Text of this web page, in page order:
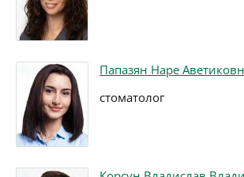
Папазян Наре
стоматолог